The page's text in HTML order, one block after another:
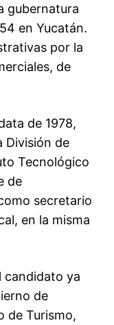
gubernatura
en Yucatán.
por la
de
de 1978,
División de
Tecnológico
de
secretario
en la misma
candidato ya
de
de Turismo,